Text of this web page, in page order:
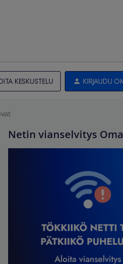
KESKUSTELU KIRJAUDU
Netin vianselvitys